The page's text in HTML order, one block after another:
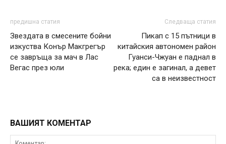
предишна статия
Звездата в смесените бойни
изкуства Конър Макгрегър
се завръща за мач в Лас
Вегас през юли
Следваща статия
Пикап с 15 пътници в
китайския автономен район
Гуанси-Чжуан е паднал в
река; един е загинал, а девет
са в неизвестност
ВАШИЯТ КОМЕНТАР